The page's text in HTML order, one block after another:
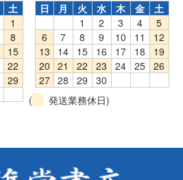
土
1
8
15
22
29
日
月 火 水 木 金
土
1
2 3 4
5
6
7 8 9 10 11
12
13
14 15 16 17 18
19
20
21 22 23 24 25
26
27 28 29
30
(
発送業務休日)